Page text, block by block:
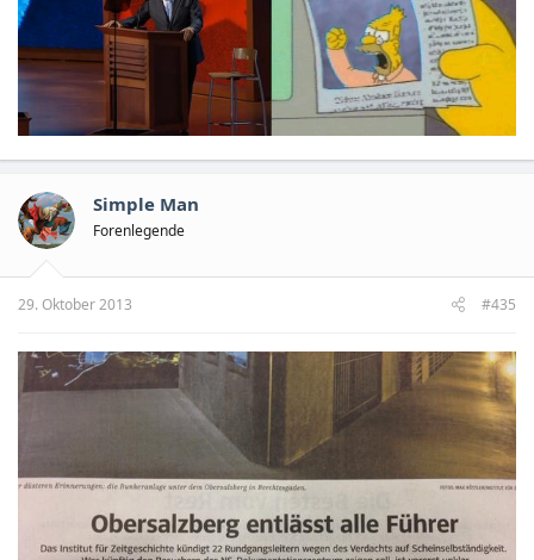
Simple Man
Forenlegende
29. Oktober 2013 #435